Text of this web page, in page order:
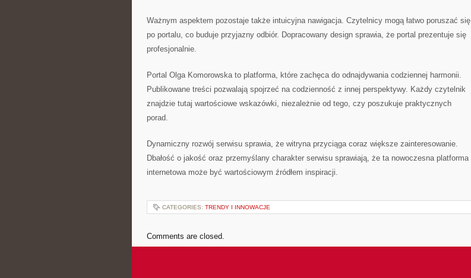
Ważnym aspektem pozostaje także intuicyjna nawigacja. Czytelnicy mogą łatwo poruszać się
po portalu, co buduje przyjazny odbiór. Dopracowany design sprawia, że portal prezentuje się
profesjonalnie.
Portal Olga Komorowska to platforma, które zachęca do odnajdywania codziennej harmonii.
Publikowane treści pozwalają spojrzeć na codzienność z innej perspektywy. Każdy czytelnik
znajdzie tutaj wartościowe wskazówki, niezależnie od tego, czy poszukuje praktycznych
porad.
Dynamiczny rozwój serwisu sprawia, że witryna przyciąga coraz większe zainteresowanie.
Dbałość o jakość oraz przemyślany charakter serwisu sprawiają, że ta nowoczesna platforma
internetowa może być wartościowym źródłem inspiracji.
CATEGORIES: TRENDY I INNOWACJE
Comments are closed.